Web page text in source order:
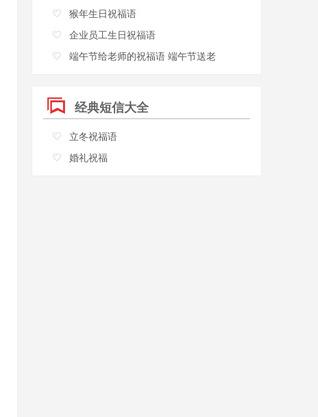
猴年生日祝福语
企业员工生日祝福语
端午节给老师的祝福语 端午节送老
经典短信大全
立冬祝福语
婚礼祝福